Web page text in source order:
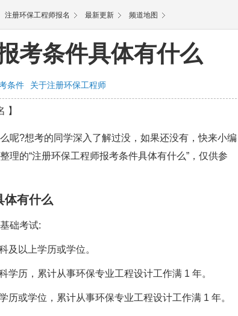
注册环保工程师报名 最新更新 频道地图
考条件具体有什么
条件 关于注册环保工程师
】
?想考的同学深入了解过没，如果还没有，快来小编
理的“注册环保工程师报考条件具体有什么”，仅供参
有什么
础考试:
以上学历或学位。
历，累计从事环保专业工程设计工作满 1 年。
或学位，累计从事环保专业工程设计工作满 1 年。